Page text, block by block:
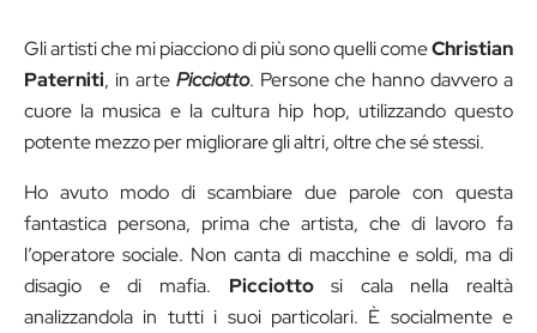
Gli artisti che mi piacciono di più sono quelli comeChristian
Paterniti, in arte Picciotto. Persone che hanno davvero a
cuore la musica e la cultura hip hop, utilizzando questo
potente mezzo per migliorare gli altri, oltre che sé stessi.
Ho avuto modo di scambiare due parole con questa
fantastica persona, prima che artista, che di lavoro fa
l’operatore sociale. Non canta di macchine e soldi, ma di
disagio e di mafia. Picciottosi cala nella realtà
analizzandola in tutti i suoi particolari. È socialmente e